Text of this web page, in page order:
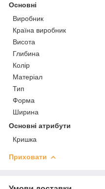
Основні
Виробник
Країна виробник
Висота
Глибина
Колір
Матеріал
Тип
Форма
Ширина
Основні атрибути
Кришка
Приховати